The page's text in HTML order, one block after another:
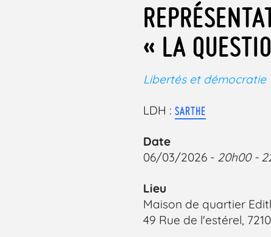
« LA
Libertés et démocratie
LDH :SARTHE
Date
06/03/2026 - 20h00 -
Lieu
Maison de quartier
49 Rue de l'estérel,